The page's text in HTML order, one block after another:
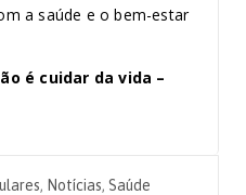
a saúde e o bem-estar
é cuidar da vida –
, Notícias, Saúde